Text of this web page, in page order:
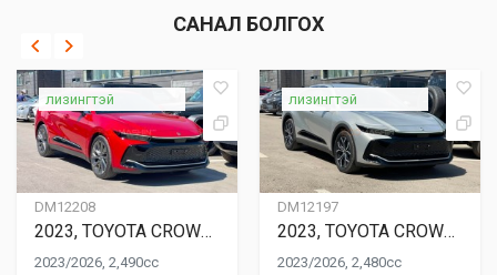
САНАЛ БОЛГОХ
DM12208
лизингтэй
2023, TOYOTA CROWN HYBRID
2023/2026, 2,490cc
DM12197
лизингтэй
2023, TOYOTA CROWN HYBRID
2023/2026, 2,480cc